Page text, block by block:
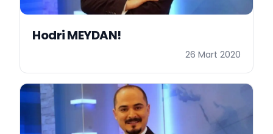
Hodri MEYDAN!
26 Mart 2020